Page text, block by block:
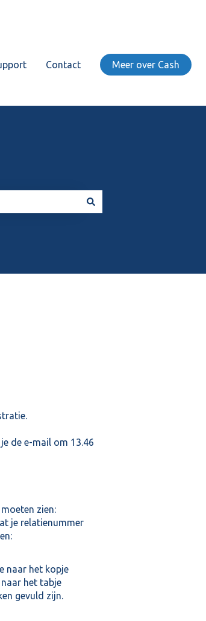
Contact Meer over Cash
de e-mail om 13.46
zien:
je relatienummer
naar het kopje
het tabje
gevuld zijn.